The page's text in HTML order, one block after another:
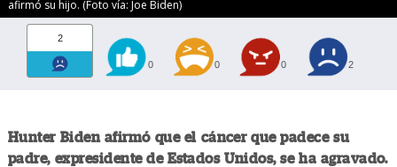
afirmó su hijo. (Foto vía: Joe Biden)
2
0 0 0 2
Hunter Biden afirmó que el cáncer que padece su
padre, expresidente de Estados Unidos, se ha agravado.